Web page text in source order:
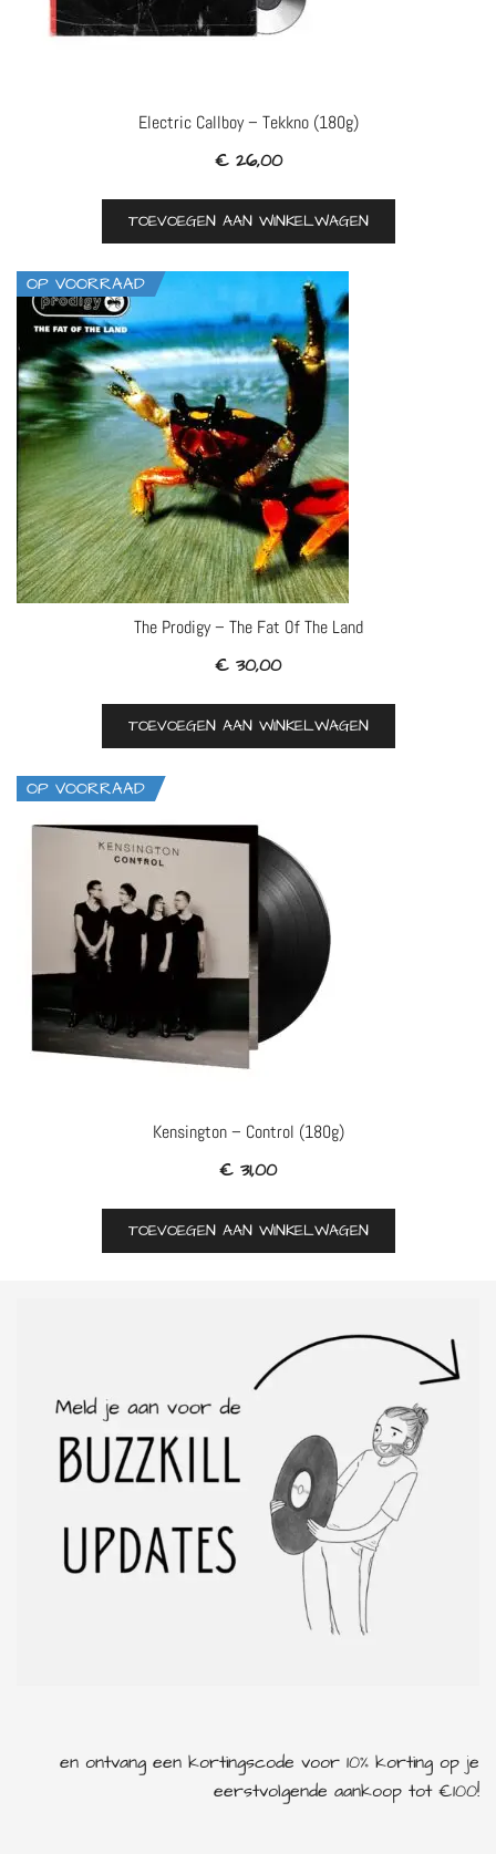
Electric Callboy – Tekkno (180g)
€26,00
TOEVOEGEN AAN WINKELWAGEN
OP VOORRAAD
The Prodigy – The Fat Of The Land
€ 30,00
TOEVOEGEN AAN WINKELWAGEN
OP VOORRAAD
Kensington – Control (180g)
€ 31,00
TOEVOEGEN AAN WINKELWAGEN
en ontvang een kortingscode voor 10% korting op je
eerstvolgende aankoop tot €100!